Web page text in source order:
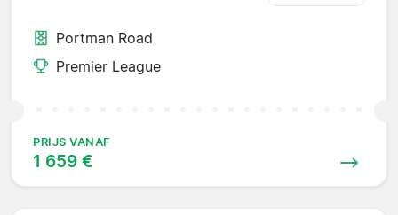
Portman Road
Premier League
PRIJS VANAF
1 659 €